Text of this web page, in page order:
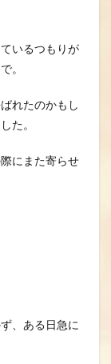
いるつもりが
。
れたのかもし
た。
にまた寄らせ
、ある日急に